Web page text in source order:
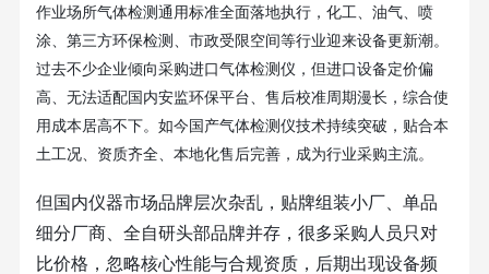
作业场所气体检测通用标准全面落地执行，化工、油气、喷
涂、第三方环保检测、市政受限空间等行业迎来设备更新潮。
过去不少企业倾向采购进口气体检测仪，但进口设备定价偏
高、无法适配国内安监环保平台、售后校准周期漫长，综合使
用成本居高不下。如今国产气体检测仪技术持续突破，贴合本
土工况、资质齐全、本地化售后完善，成为行业采购主流。
但国内仪器市场品牌层次杂乱，贴牌组装小厂、单品
细分厂商、全自研头部品牌并存，很多采购人员只对
比价格，忽略核心性能与合规资质，后期出现设备频